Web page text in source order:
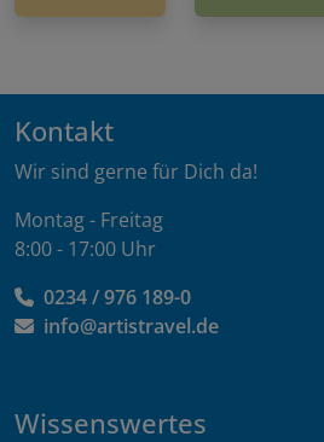
Kontakt
Wir sind gerne für Dich da!
Montag - Freitag
8:00 - 17:00 Uhr
0234 / 976 189-0
info@artistravel.de
Wissenswertes